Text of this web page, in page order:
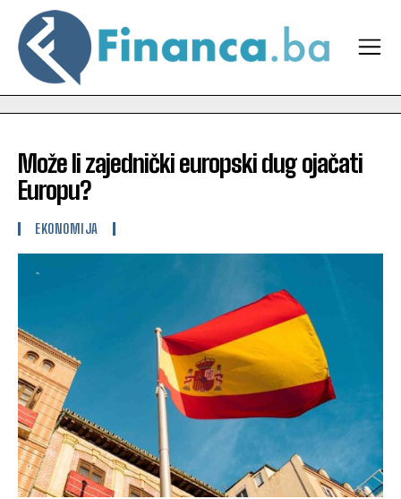
Može li zajednički europski dug ojačati
Europu?
EKONOMIJA